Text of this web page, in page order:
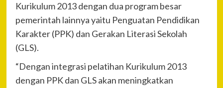
Kurikulum 2013 dengan dua program besar
pemerintah lainnya yaitu Penguatan Pendidikan
Karakter (PPK) dan Gerakan Literasi Sekolah
(GLS).
“Dengan integrasi pelatihan Kurikulum 2013
dengan PPK dan GLS akan meningkatkan